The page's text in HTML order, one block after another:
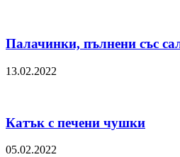
Палачинки, пълнени със
13.02.2022
Катък с печени чушки
05.02.2022